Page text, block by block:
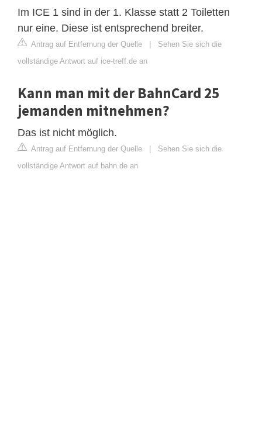
Im ICE 1 sind in der 1. Klasse statt 2 Toiletten
nur eine. Diese ist entsprechend breiter.
Antrag auf Entfernung der Quelle | Sehen Sie sich die
vollständige Antwort auf ice-treff.de an
Kann man mit der BahnCard 25
jemanden mitnehmen?
Das ist nicht möglich.
Antrag auf Entfernung der Quelle | Sehen Sie sich die
vollständige Antwort auf bahn.de an